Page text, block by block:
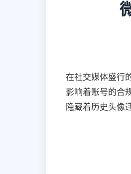
在社交媒体盛行
影响着账号的合
隐藏着历史头像